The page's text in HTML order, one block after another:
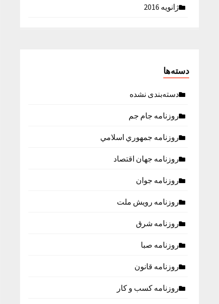
ژانویه 2016
دسته‌ها
دسته‌بندی نشده
روزنامه جام جم
روزنامه جمهوري اسلامي
روزنامه جهان اقتصاد
روزنامه جوان
روزنامه رویش ملت
روزنامه شرق
روزنامه صبا
روزنامه قانون
روزنامه كسب و كار